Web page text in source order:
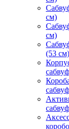
см)
см)
(53 см)